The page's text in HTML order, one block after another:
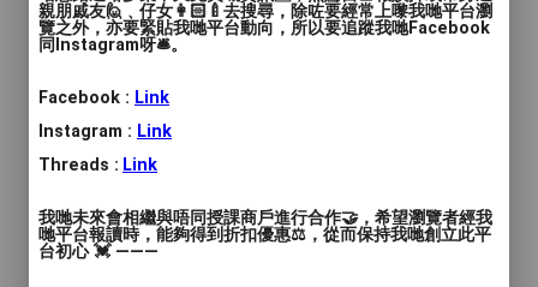
價錢: $300
服務地區: 灣仔區
輕鬆體驗水彩藝術
繪畫不同形態的花草枝葉, 配搭出超療癒效
果, 繪出生活中隨處可見的美麗花草. 選好適
親朋戚友🙋﹑仔女👩🏻‍🍼去搜尋，除咗要經常上嚟我哋平台瀏
覽之外，亦要緊貼我哋平台動向，所以要追蹤我哋Facebook
同Instagram呀🛎️。
Facebook : Link
Instagram : Link
Threads : Link
我哋未來會相繼與唔同授課商戶進行合作🤝，希望瀏覽者經我
哋平台報讀時，能夠得到折扣優惠⚖️，從而保持我哋創立此平
台初心 💓 ———